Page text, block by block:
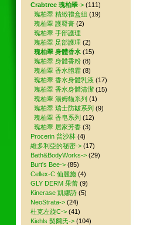
Crabtree 瑰柏翠-> (111)
瑰柏翠 精緻禮盒組 (19)
瑰柏翠 護脣膏 (2)
瑰柏翠 手部護理
瑰柏翠 足部護理 (2)
瑰柏翠 身體香水 (15)
瑰柏翠 身體香粉 (8)
瑰柏翠 香水體霜 (8)
瑰柏翠 香水身體乳液 (17)
瑰柏翠 香水身體清潔 (15)
瑰柏翠 湯姆貓系列 (1)
瑰柏翠 瑞士防皺系列 (9)
瑰柏翠 香皂系列 (12)
瑰柏翠 居家芳香 (3)
Procerin 普沙林 (4)
維多利亞的秘密-> (17)
Bath&BodyWorks-> (29)
Burt's Bee-> (85)
Cellex-C 仙麗施 (4)
GLY DERM 果蕾 (9)
Kinerase 凱娜詩 (5)
NeoStrata-> (24)
杜克左旋C-> (41)
Kiehls 契爾氏-> (104)